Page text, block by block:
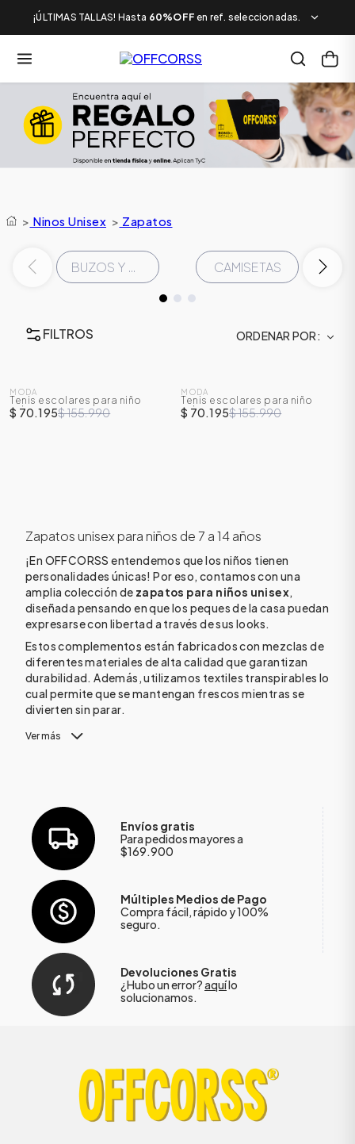
¡ÚLTIMAS TALLAS! Hasta 60%OFF en ref. seleccionadas.
> Ninos Unisex > Zapatos
BUZOS Y CHAQUETAS CAMISETAS
FILTROS ORDENAR POR
- 55 %
MODA
Tenis escolares para niño
unisex
$ 70.195$ 155.990
- 55 %
MODA
Tenis escolares para niño
unisex
$ 70.195$ 155.990
Zapatos unisex para niños de 7 a 14 años
¡En OFFCORSS entendemos que los niños tienen
personalidades únicas! Por eso, contamos con una
amplia colección de zapatos para niños unisex,
diseñada pensando en que los peques de la casa puedan
expresarse con libertad a través de sus looks.
Estos complementos están fabricados con mezclas de
diferentes materiales de alta calidad que garantizan
durabilidad. Además, utilizamos textiles transpirables lo
cual permite que se mantengan frescos mientras se
divierten sin parar.
Ver más
Envíos gratis
Para pedidos mayores a
$169.900
Múltiples Medios de Pago
Compra fácil, rápido y 100%
seguro.
Devoluciones Gratis
¿Hubo un error?aquílo
solucionamos.